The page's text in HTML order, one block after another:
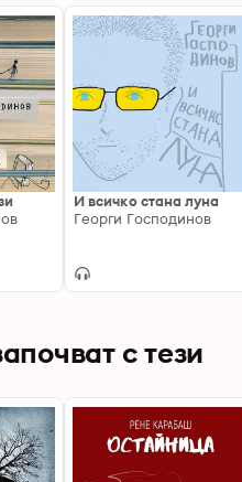
И всичко стана луна
Георги Господинов
с тези